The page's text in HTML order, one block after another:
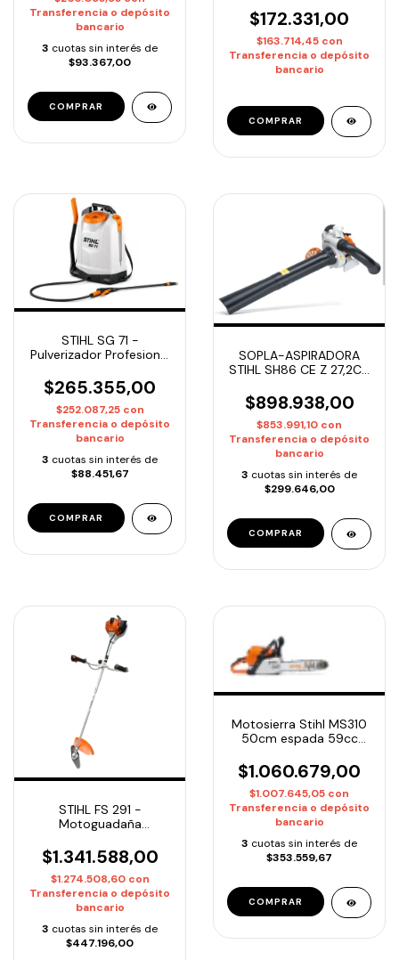
Transferencia o depósito
bancario
3 cuotas sin interés de
$93.367,00
$172.331,00
$163.714,45 con
Transferencia o depósito
bancario
STIHL SG 71 -
Pulverizador Profesional
Entrega Inmediata
$265.355,00
$252.087,25 con
Transferencia o depósito
bancario
3 cuotas sin interés de
$88.451,67
SOPLA-ASPIRADORA
STIHL SH86 CE Z 27,2CC
$898.938,00
$853.991,10 con
Transferencia o depósito
bancario
3 cuotas sin interés de
$299.646,00
STIHL FS 291 -
Motoguadaña
Cuchilla | Entrega
Inmediata
$1.341.588,00
$1.274.508,60 con
Transferencia o depósito
bancario
3 cuotas sin interés de
$447.196,00
Motosierra Stihl MS310
50cm espada 59cc
$1.060.679,00
$1.007.645,05 con
Transferencia o depósito
bancario
3 cuotas sin interés de
$353.559,67